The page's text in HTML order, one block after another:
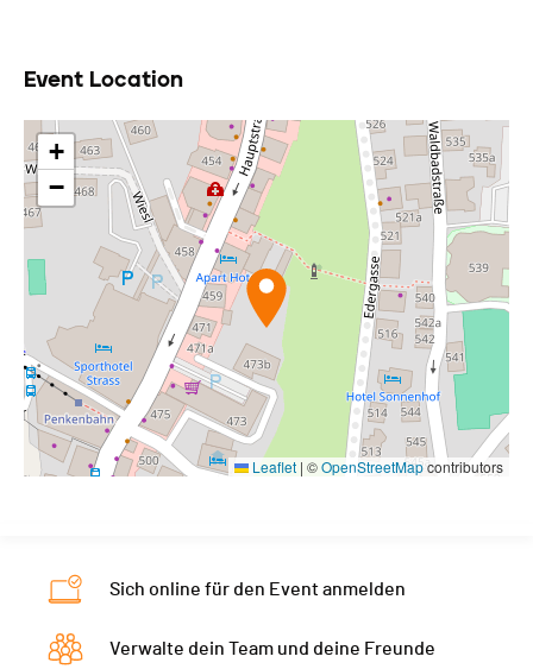
Event Location
+
−
Leaflet | ©OpenStreetMapcontributors
Sich online für den Event anmelden
Verwalte dein Team und deine Freunde